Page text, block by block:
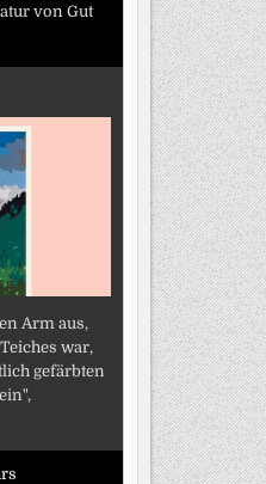
von Gut
Arm aus,
war,
gefärbten